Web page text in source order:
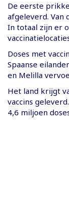
De eerste
afgeleverd. Van
In totaal zijn er
Doses met
Spaanse
en Melilla
Het land krijgt
vaccins
4,6 miljoen